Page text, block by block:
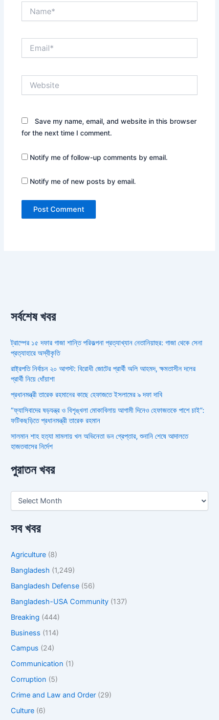
Save my name, email, and website in this browser
for the next time I comment.
Notify me of follow-up comments by email.
Notify me of new posts by email.
সর্বশেষ খবর
ট্রাম্পের ১৫ দফার গাজা শান্তি পরিকল্পনা প্রত্যাখ্যান নেতানিয়াহুর: গাজা থেকে সেনা
প্রত্যাহারে অস্বীকৃতি
রাষ্ট্রপতি নির্বাচন ২০ আগস্ট: বিরোধী জোটের প্রার্থী অলি আহমদ, ক্ষমতাসীন দলের
প্রার্থী নিয়ে ধোঁয়াশা
প্রধানমন্ত্রী তারেক রহমানের কাছে হেফাজতে ইসলামের ৯ দফা দাবি
“ফ্যাসিবাদের ষড়যন্ত্র ও বিশৃঙ্খলা মোকাবিলায় আগামী দিনেও হেফাজতকে পাশে চাই”:
ফটিকছড়িতে প্রধানমন্ত্রী তারেক রহমান
সালমান শাহ হত্যা মামলায় খল অভিনেতা ডন গ্রেপ্তার, শুনানি শেষে আদালতে
হাজতবাসের নির্দেশ
পুরাতন খবর
সব খবর
Agriculture (8)
Bangladesh (1,249)
Bangladesh Defense (56)
Bangladesh-USA Community (137)
Breaking (444)
Business (114)
Campus (24)
Communication (1)
Corruption (5)
Crime and Law and Order (29)
Culture (6)